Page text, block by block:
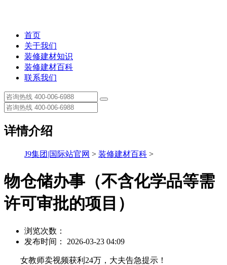
首页
关于我们
装修建材知识
装修建材百科
联系我们
详情介绍
J9集团|国际站官网 > 装修建材百科 >
物仓储办事（不含化学品等需
许可审批的项目）
浏览次数：
发布时间： 2026-03-23 04:09
女教师卖视频获利24万，大夫告急提示！